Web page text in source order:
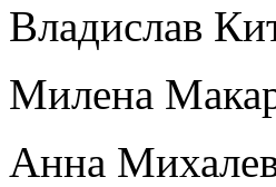
Владислав
Милена
Анна